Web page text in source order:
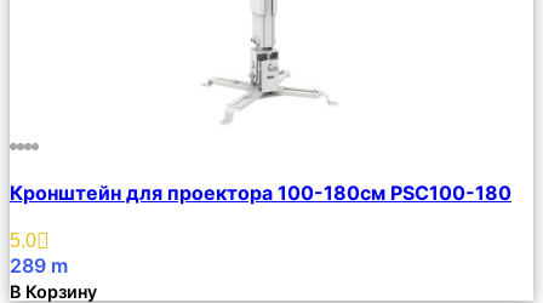
Описание
Избранное
Кронштейн для проектора 100-180см PSC100-180
5.0
289 m
В Корзину